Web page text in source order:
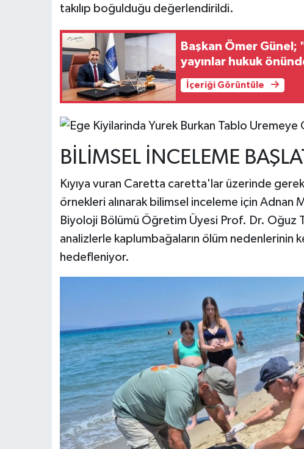
takılıp boğulduğu değerlendirildi.
Başkan Ömer
yayınlar hukuk
İçeriği Görüntüle
BİLİMSEL İNCELEME
Kıyıya vuran Caretta caretta'lar üzerinde
örnekleri alınarak bilimsel inceleme için Adnan
Biyoloji Bölümü Öğretim Üyesi Prof. Dr. Oğuz
analizlerle kaplumbağaların ölüm nedenlerinin
hedefleniyor.